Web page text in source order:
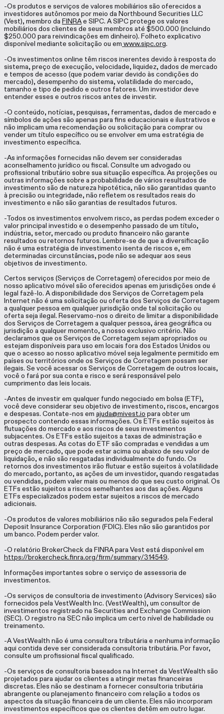
-Os produtos e serviços de valores mobiliários são oferecidos a
investidores autônomos por meio da Northbound Securities LLC
(Vest), membro da FINRAe SIPC. A SIPC protege os valores
mobiliários dos clientes de seus membros até $500.000 (incluindo
$250.000 para reivindicações em dinheiro). Folheto explicativo
disponível mediante solicitação ou em www.sipc.org.
-Os investimentos online têm riscos inerentes devido à resposta do
sistema, preço de execução, velocidade, liquidez, dados de mercado
e tempos de acesso (que podem variar devido às condições do
mercado), desempenho do sistema, volatilidade do mercado,
tamanho e tipo de pedido e outros fatores. Um investidor deve
entender esses e outros riscos antes de investir.
-O conteúdo, notícias, pesquisas, ferramentas, dados de mercado e
símbolos de ações são apenas para fins educacionais e ilustrativos e
não implicam uma recomendação ou solicitação para comprar ou
vender um título específico ou se envolver em uma estratégia de
investimento específica.
-As informações fornecidas não devem ser consideradas
aconselhamento jurídico ou fiscal. Consulte um advogado ou
profissional tributário sobre sua situação específica. As projeções ou
outras informações sobre a probabilidade de vários resultados de
investimento são de natureza hipotética, não são garantidas quanto
à precisão ou integridade, não refletem os resultados reais do
investimento e não são garantias de resultados futuros.
-Todos os investimentos envolvem risco, as perdas podem exceder o
valor principal investido e o desempenho passado de um título,
indústria, setor, mercado ou produto financeiro não garante
resultados ou retornos futuros. Lembre-se de que a diversificação
não é uma estratégia de investimento isenta de riscos e, em
determinadas circunstâncias, pode não se adequar aos seus
objetivos de investimento.
Certos serviços (Serviços de Corretagem) oferecidos por meio de
nosso aplicativo móvel são oferecidos apenas em jurisdições onde é
legal fazê-lo. A disponibilidade dos Serviços de Corretagem pela
Internet não é uma solicitação ou oferta dos Serviços de Corretagem
a qualquer pessoa em qualquer jurisdição onde tal solicitação ou
oferta seja ilegal. Reservamo-nos o direito de limitar a disponibilidade
dos Serviços de Corretagem a qualquer pessoa, área geográfica ou
jurisdição a qualquer momento, a nosso exclusivo critério. Não
declaramos que os Serviços de Corretagem sejam apropriados ou
estejam disponíveis para uso em locais fora dos Estados Unidos ou
que o acesso ao nosso aplicativo móvel seja legalmente permitido em
países ou territórios onde os Serviços de Corretagem possam ser
ilegais. Se você acessar os Serviços de Corretagem de outros locais,
você o fará por sua conta e risco e será responsável pelo
cumprimento das leis locais.
-Antes de investir em qualquer fundo negociado em bolsa (ETF),
você deve considerar seu objetivo de investimento, riscos, encargos
e despesas. Contate-nos em ajuda@mivest.io para obter um
prospecto contendo essas informações. Os ETFs estão sujeitos às
flutuações do mercado e aos riscos de seus investimentos
subjacentes. Os ETFs estão sujeitos a taxas de administração e
outras despesas. As cotas do ETF são compradas e vendidas a um
preço de mercado, que pode estar acima ou abaixo de seu valor de
liquidação, e não são resgatadas individualmente do fundo. Os
retornos dos investimentos irão flutuar e estão sujeitos à volatilidade
do mercado, portanto, as ações de um investidor, quando resgatadas
ou vendidas, podem valer mais ou menos do que seu custo original. Os
ETFs estão sujeitos a riscos semelhantes aos das ações. Alguns
ETFs especializados podem estar sujeitos a riscos de mercado
adicionais.
-Os produtos de valores mobiliários não são segurados pela Federal
Deposit Insurance Corporation (FDIC). Eles não são garantidos por
um banco. Podem perder valor.
-O relatório BrokerCheck da FINRA para Vest está disponível em
https://brokercheck.finra.org/firm/summary/314549.
Informações importantes sobre o serviço de assessoria de
investimentos.
-Os serviços de consultoria de investimento (Advisory Services) são
fornecidos pela VestWealth Inc. (VestWealth), um consultor de
investimentos registrado na Securities and Exchange Commission
(SEC). O registro na SEC não implica um certo nível de habilidade ou
treinamento.
-A VestWealth não é uma consultora tributária e nenhuma informação
aqui contida deve ser considerada consultoria tributária. Por favor,
consulte um profissional fiscal qualificado.
-Os serviços de consultoria baseados na Internet da VestWealth são
projetados para ajudar os clientes a atingir metas financeiras
discretas. Eles não se destinam a fornecer consultoria tributária
abrangente ou planejamento financeiro com relação a todos os
aspectos da situação financeira de um cliente. Eles não incorporam
investimentos específicos que os clientes detêm em outro lugar.